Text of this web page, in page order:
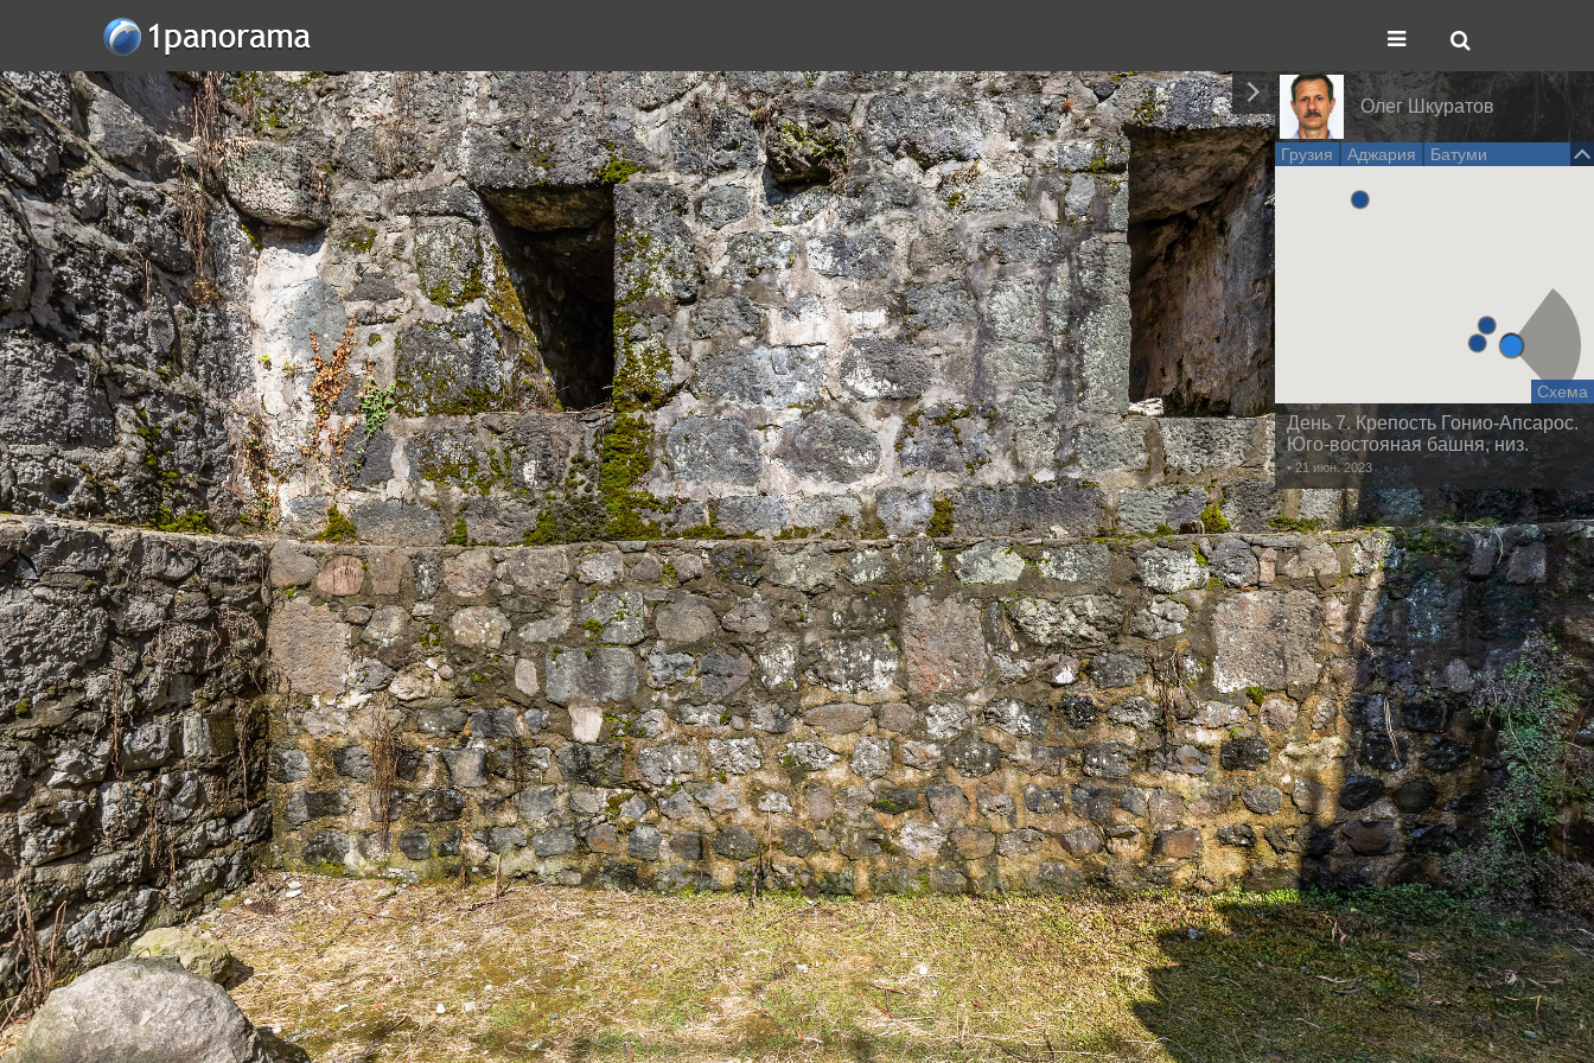
Олег Шкуратов
Грузия Аджария Батуми
Схема
День 7. Крепость Гонио-Апсарос.
Юго-востояная башня, низ.
• 21 июн. 2023